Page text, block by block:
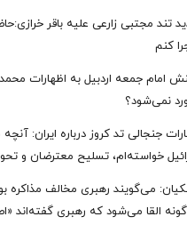
تند مجتبی زارعی علیه باقر
کنم
امام جمعه اردبیل به اظهارات
نمی‌شود؟
جنجالی تد کروز درباره ایران:
خواسته‌ام، تسلیح معترضان و
می‌گویند رهبری مخالف مذاکره
القا می‌شود که رهبری گفته‌اند